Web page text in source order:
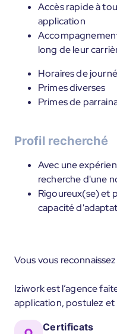
Accès rapide à
application
long de leur
Horaires de
Primes diverses
Primes de
Profil recherché
Avec une
recherche d'une
Rigoureux(se) et
capacité
Vous vous
Iziwork est l’agence
application, postulez et
Certificats